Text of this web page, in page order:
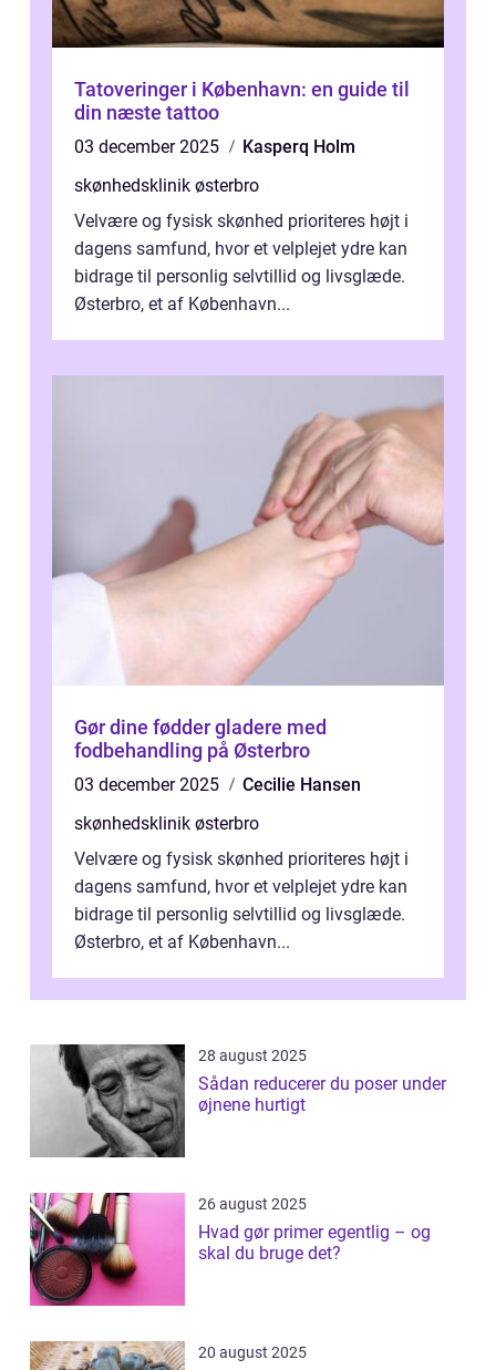
Tatoveringer i København: en guide til
din næste tattoo
03 december 2025
Kasperq Holm
skønhedsklinik østerbro
Velvære og fysisk skønhed prioriteres højt i
dagens samfund, hvor et velplejet ydre kan
bidrage til personlig selvtillid og livsglæde.
Østerbro, et af København...
Gør dine fødder gladere med
fodbehandling på Østerbro
03 december 2025
Cecilie Hansen
skønhedsklinik østerbro
Velvære og fysisk skønhed prioriteres højt i
dagens samfund, hvor et velplejet ydre kan
bidrage til personlig selvtillid og livsglæde.
Østerbro, et af København...
28 august 2025
Sådan reducerer du poser under
øjnene hurtigt
26 august 2025
Hvad gør primer egentlig – og
skal du bruge det?
20 august 2025